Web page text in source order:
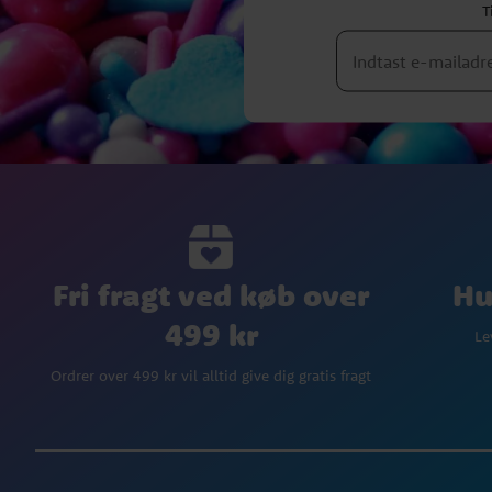
Fri fragt ved køb over
499 kr
Ordrer over 499 kr vil alltid give dig gratis fragt